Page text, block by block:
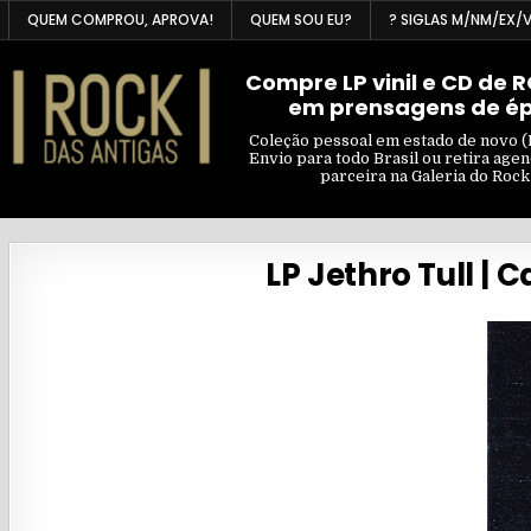
Skip
to
content
QUEM COMPROU, APROVA! QUEM SOU EU? ? SIGLAS M/NM/EX/
Compre LP vinil e CD de
em prensagens de
Coleção pessoal em estado de novo
Envio para todo Brasil ou retira
parceira na Galeria do Rock
LP Jethro Tull |